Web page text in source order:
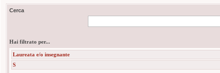
Cerca
Hai filtrato per...
Laureata e/o insegnante
S